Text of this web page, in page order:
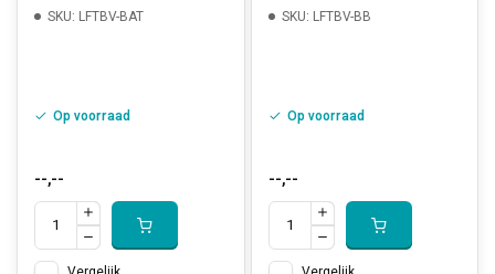
SKU: LFTBV-BAT
Op voorraad
--,--
SKU: LFTBV-BB
Op voorraad
--,--